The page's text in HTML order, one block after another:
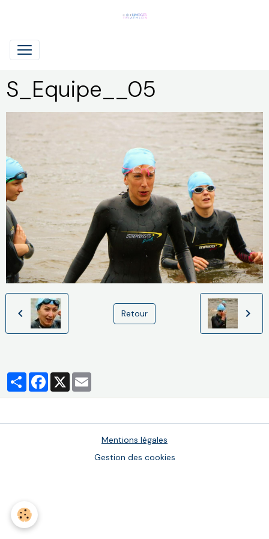
S_Equipe__05
Retour
PartagerFacebook
X
Mentions légales
Gestion des cookies